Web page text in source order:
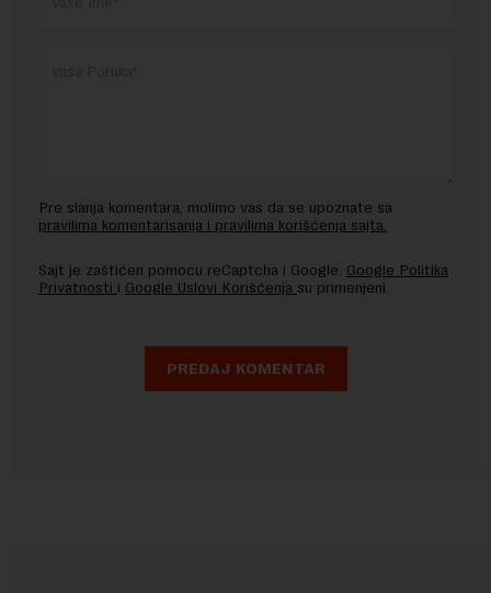
Pre slanja komentara, molimo vas da se upoznate sa
pravilima komentarisanja i pravilima korišćenja sajta.
Sajt je zaštićen pomocu reCaptcha i Google. Google Politika
Privatnosti i Google Uslovi Korišćenja su primenjeni.